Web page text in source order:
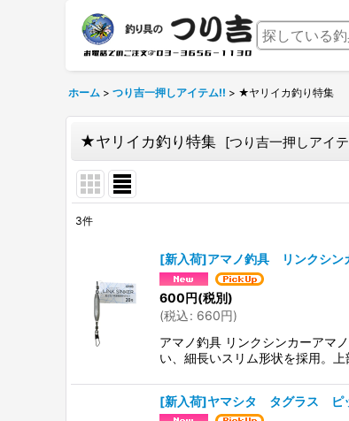
ホーム > つり吉一押しアイテム!! > ★ヤリイカ釣り特集
★ヤリイカ釣り特集 [つり吉一押しアイ
並び順:
3件
[新入荷]アマノ釣具 リンクシン
600円(税別)
(税込: 660円)
アマノ釣具 リンクシンカーアマ
い、細長いスリム形状を採用。
[新入荷]ヤマシタ タグラス